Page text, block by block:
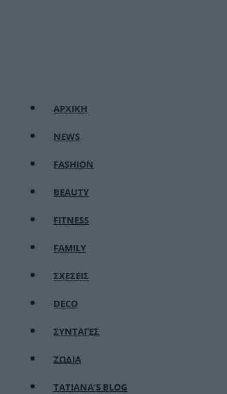
ΑΡΧΙΚΗ
NEWS
FASHION
BEAUTY
FITNESS
FAMILY
ΣΧΕΣΕΙΣ
DECO
ΣΥΝΤΑΓΕΣ
ΖΩΔΙΑ
TATIANA’S BLOG